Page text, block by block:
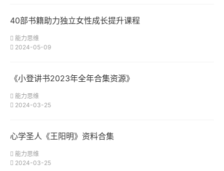
40部书籍助力独立女性成长提升课程
能力思维
2024-05-09
《小登讲书2023年全年合集资源》
能力思维
2024-03-25
心学圣人《王阳明》资料合集
能力思维
2024-03-25